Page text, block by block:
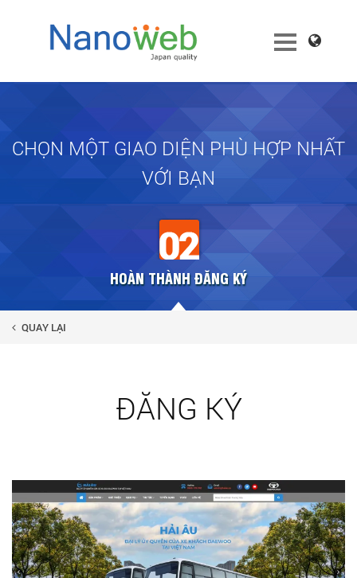
CHỌN MỘT GIAO DIỆN PHÙ HỢP NHẤT
VỚI BẠN
HOÀN THÀNH ĐĂNG KÝ
QUAY LẠI
ĐĂNG KÝ